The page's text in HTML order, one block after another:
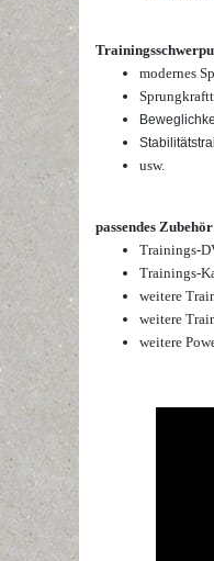
modernes
usw.
passendes
Trainings-
Trainings-
weitere
weitere
weitere